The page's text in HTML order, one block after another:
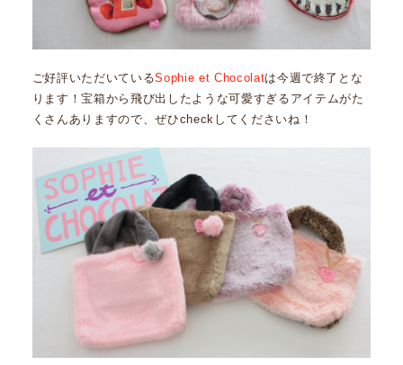
ご好評いただいているSophie et Chocolatは今週で終了とな
ります！宝箱から飛び出したような可愛すぎるアイテムがた
くさんありますので、ぜひcheckしてくださいね！